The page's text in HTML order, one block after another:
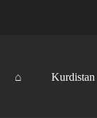
⌂ Kurdistan